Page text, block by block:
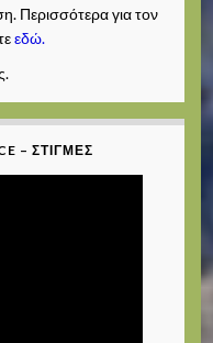
Περισσότερα για τον
εδώ.
– ΣΤΙΓΜΈΣ